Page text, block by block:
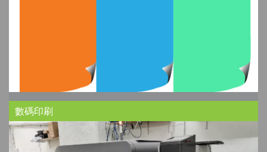
數碼印刷